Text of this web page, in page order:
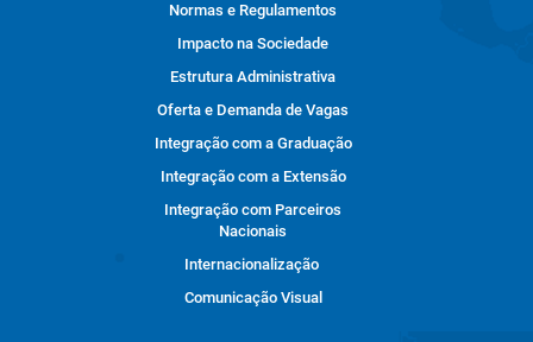
Normas e Regulamentos
Impacto na Sociedade
Estrutura Administrativa
Oferta e Demanda de Vagas
Integração com a Graduação
Integração com a Extensão
Integração com Parceiros
Nacionais
Internacionalização
Comunicação Visual